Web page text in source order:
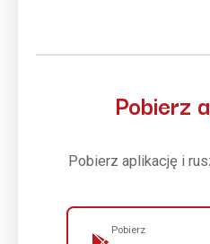
Pobierz
Pobierz aplikację i
Pobierz